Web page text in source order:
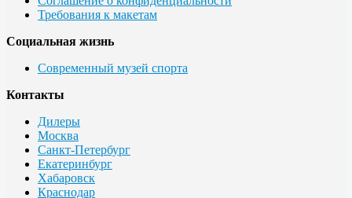
Требования к макетам
Социальная жизнь
Современный музей спорта
Контакты
Дилеры
Москва
Санкт-Петербург
Екатеринбург
Хабаровск
Краснодар